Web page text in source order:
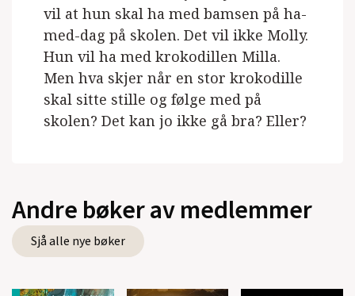
vil at hun skal ha med bamsen på ha-
med-dag på skolen. Det vil ikke Molly.
Hun vil ha med krokodillen Milla.
Men hva skjer når en stor krokodille
skal sitte stille og følge med på
skolen? Det kan jo ikke gå bra? Eller?
Andre bøker av medlemmer
Sjå alle nye bøker